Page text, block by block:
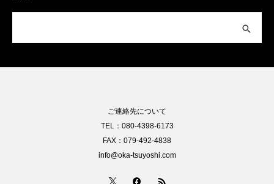
ご連絡先について
TEL：080-4398-6173
FAX：079-492-4838
info@oka-tsuyoshi.com